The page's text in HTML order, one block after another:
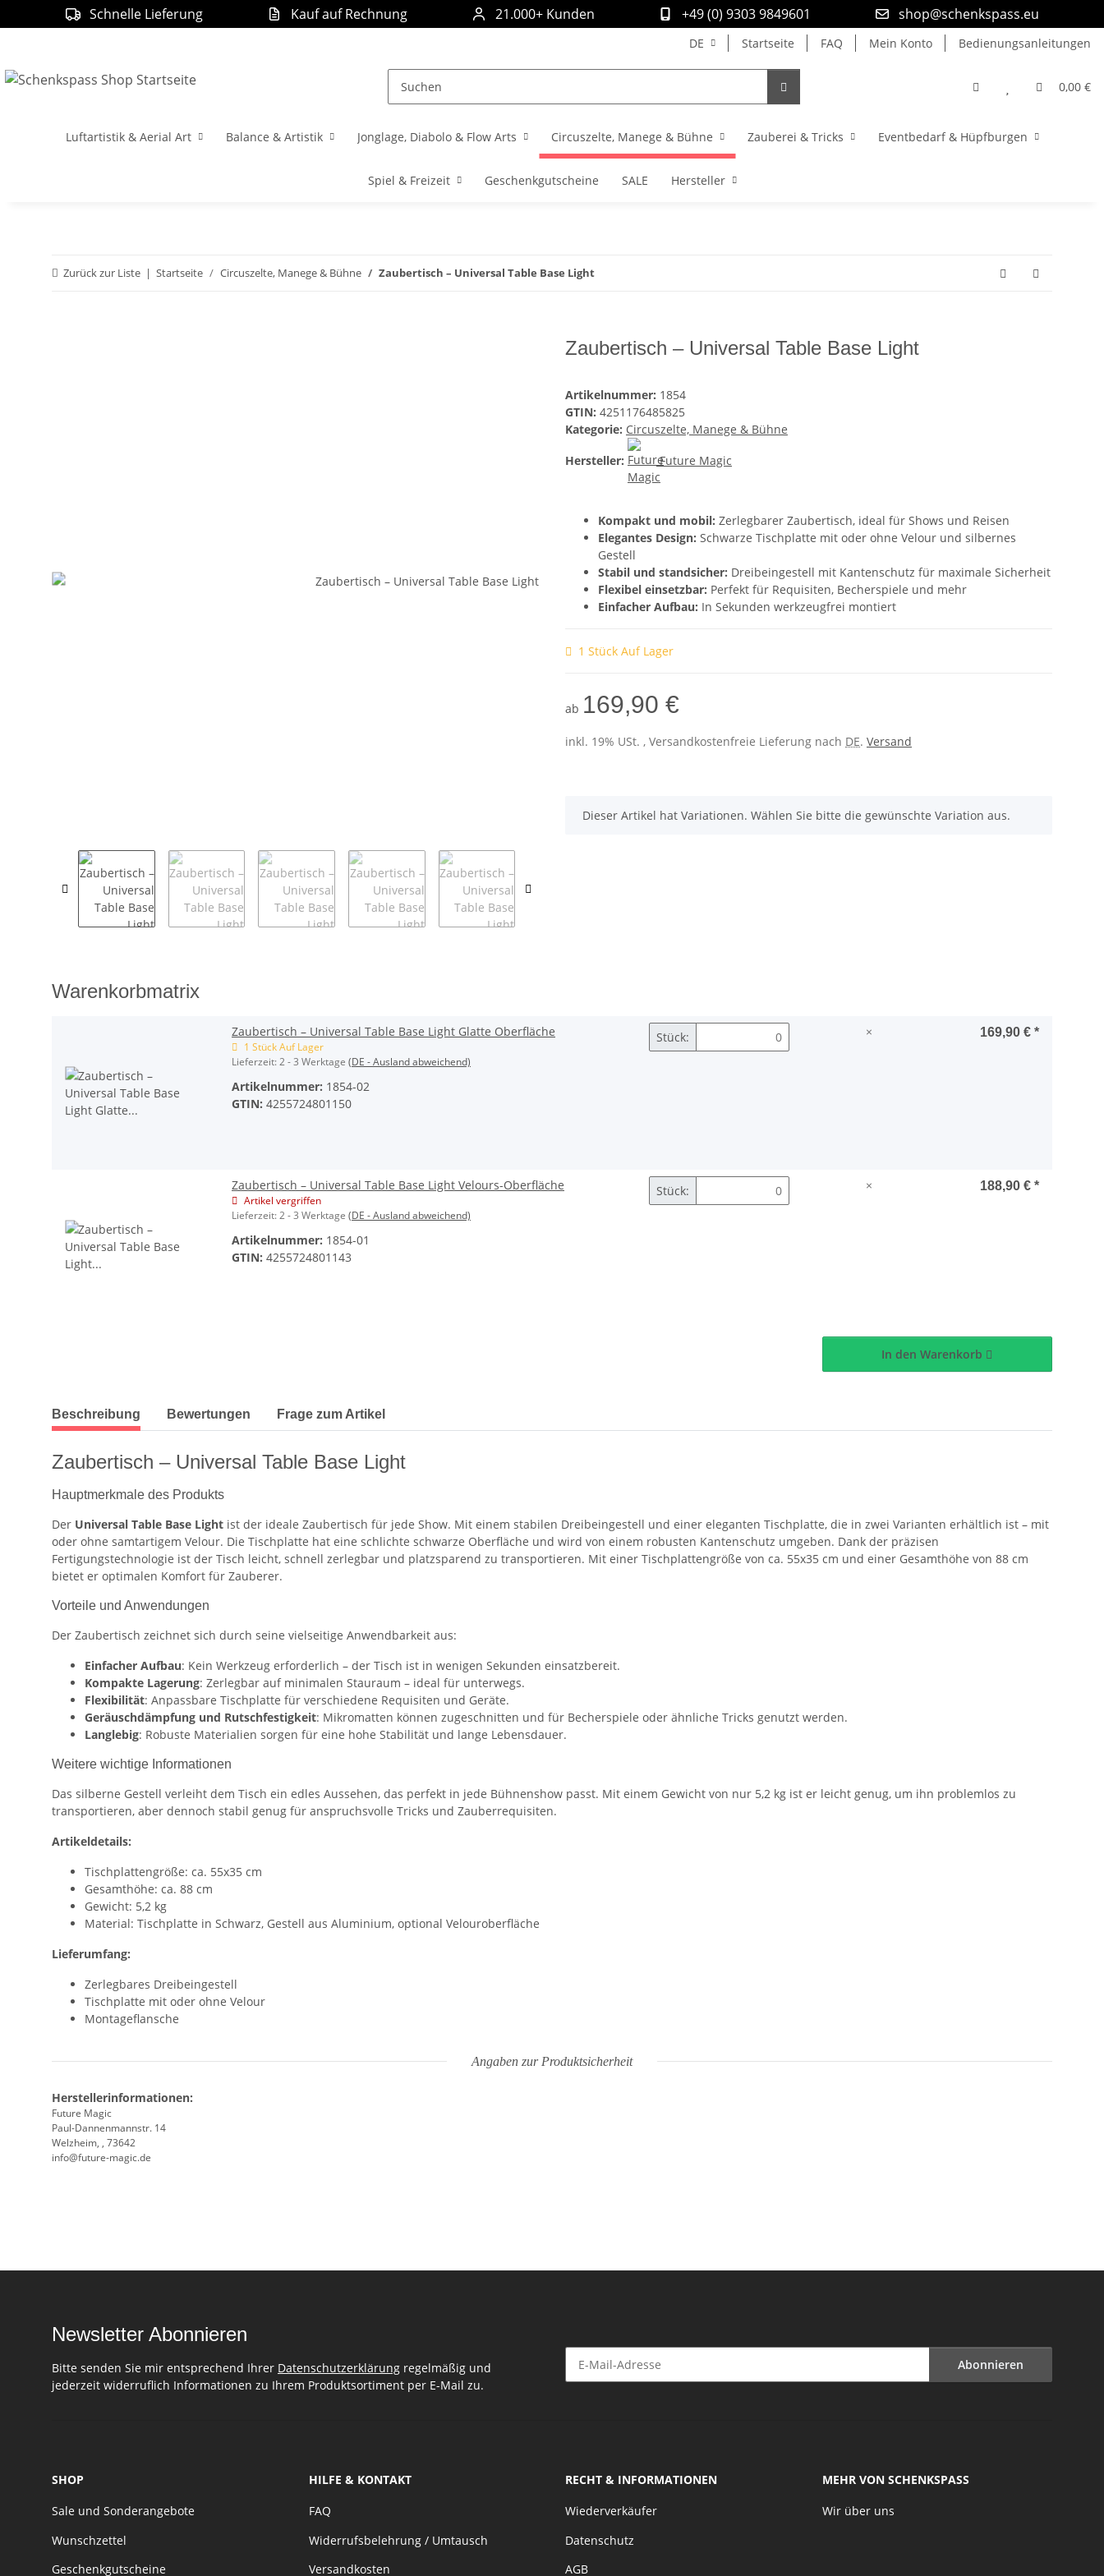
Schnelle Lieferung Kauf auf Rechnung 21.000+ Kunden +49 (0) 9303 9849601 shop@schenkspass.eu
DE Startseite FAQ Mein Konto Bedienungsanleitungen
0,00 €
Luftartistik & Aerial Art Balance & Artistik Jonglage, Diabolo & Flow Arts Circuszelte, Manege & Bühne Zauberei & Tricks Eventbedarf & Hüpfburgen
Spiel & Freizeit Geschenkgutscheine SALE Hersteller
Zurück zur Liste Startseite Circuszelte, Manege & Bühne Zaubertisch – Universal Table Base Light
Zaubertisch – Universal Table Base Light
Artikelnummer: 1854
GTIN: 4251176485825
Kategorie: Circuszelte, Manege & Bühne
Hersteller:
Future Magic
Kompakt und mobil: Zerlegbarer Zaubertisch, ideal für Shows und Reisen
Elegantes Design: Schwarze Tischplatte mit oder ohne Velour und silbernes
Gestell
Stabil und standsicher: Dreibeingestell mit Kantenschutz für maximale Sicherheit
Flexibel einsetzbar: Perfekt für Requisiten, Becherspiele und mehr
Einfacher Aufbau: In Sekunden werkzeugfrei montiert
1 Stück Auf Lager
ab 169,90 €
inkl. 19% USt. , Versandkostenfreie Lieferung nach DE. Versand
x
Dieser Artikel hat Variationen. Wählen Sie bitte die gewünschte Variation aus.
Warenkorbmatrix
Zaubertisch – Universal Table Base Light Glatte Oberfläche
1 Stück Auf Lager
Lieferzeit:2 - 3 Werktage (DE - Ausland abweichend)
Artikelnummer: 1854-02
GTIN: 4255724801150
Stück: × 169,90 € *
Zaubertisch – Universal Table Base Light Velours-Oberfläche
Artikel vergriffen
Lieferzeit:2 - 3 Werktage (DE - Ausland abweichend)
Artikelnummer: 1854-01
GTIN: 4255724801143
Stück: × 188,90 € *
In den Warenkorb
weitere Registerkarten anzeigen
Beschreibung Bewertungen Frage zum Artikel
Zaubertisch – Universal Table Base Light
Hauptmerkmale des Produkts
Der Universal Table Base Light ist der ideale Zaubertisch für jede Show. Mit einem stabilen Dreibeingestell und einer eleganten Tischplatte, die in zwei Varianten erhältlich ist – mit
oder ohne samtartigem Velour. Die Tischplatte hat eine schlichte schwarze Oberfläche und wird von einem robusten Kantenschutz umgeben. Dank der präzisen
Fertigungstechnologie ist der Tisch leicht, schnell zerlegbar und platzsparend zu transportieren. Mit einer Tischplattengröße von ca. 55x35 cm und einer Gesamthöhe von 88 cm
bietet er optimalen Komfort für Zauberer.
Vorteile und Anwendungen
Der Zaubertisch zeichnet sich durch seine vielseitige Anwendbarkeit aus:
Einfacher Aufbau: Kein Werkzeug erforderlich – der Tisch ist in wenigen Sekunden einsatzbereit.
Kompakte Lagerung: Zerlegbar auf minimalen Stauraum – ideal für unterwegs.
Flexibilität: Anpassbare Tischplatte für verschiedene Requisiten und Geräte.
Geräuschdämpfung und Rutschfestigkeit: Mikromatten können zugeschnitten und für Becherspiele oder ähnliche Tricks genutzt werden.
Langlebig: Robuste Materialien sorgen für eine hohe Stabilität und lange Lebensdauer.
Weitere wichtige Informationen
Das silberne Gestell verleiht dem Tisch ein edles Aussehen, das perfekt in jede Bühnenshow passt. Mit einem Gewicht von nur 5,2 kg ist er leicht genug, um ihn problemlos zu
transportieren, aber dennoch stabil genug für anspruchsvolle Tricks und Zauberrequisiten.
Artikeldetails:
Tischplattengröße: ca. 55x35 cm
Gesamthöhe: ca. 88 cm
Gewicht: 5,2 kg
Material: Tischplatte in Schwarz, Gestell aus Aluminium, optional Velouroberfläche
Lieferumfang:
Zerlegbares Dreibeingestell
Tischplatte mit oder ohne Velour
Montageflansche
Angaben zur Produktsicherheit
Herstellerinformationen:
Future Magic
Paul-Dannenmannstr. 14
Welzheim, , 73642
info@future-magic.de
Newsletter Abonnieren
Bitte senden Sie mir entsprechend Ihrer Datenschutzerklärung regelmäßig und
jederzeit widerruflich Informationen zu Ihrem Produktsortiment per E-Mail zu.
Abonnieren
SHOP
Sale und Sonderangebote
Wunschzettel
Geschenkgutscheine
HILFE & KONTAKT
FAQ
Widerrufsbelehrung / Umtausch
Versandkosten
RECHT & INFORMATIONEN
Wiederverkäufer
Datenschutz
AGB
MEHR VON SCHENKSPASS
Wir über uns